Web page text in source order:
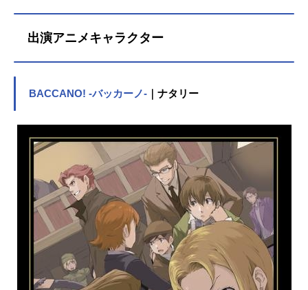
出演アニメキャラクター
BACCANO! -バッカーノ- ｜ナタリー